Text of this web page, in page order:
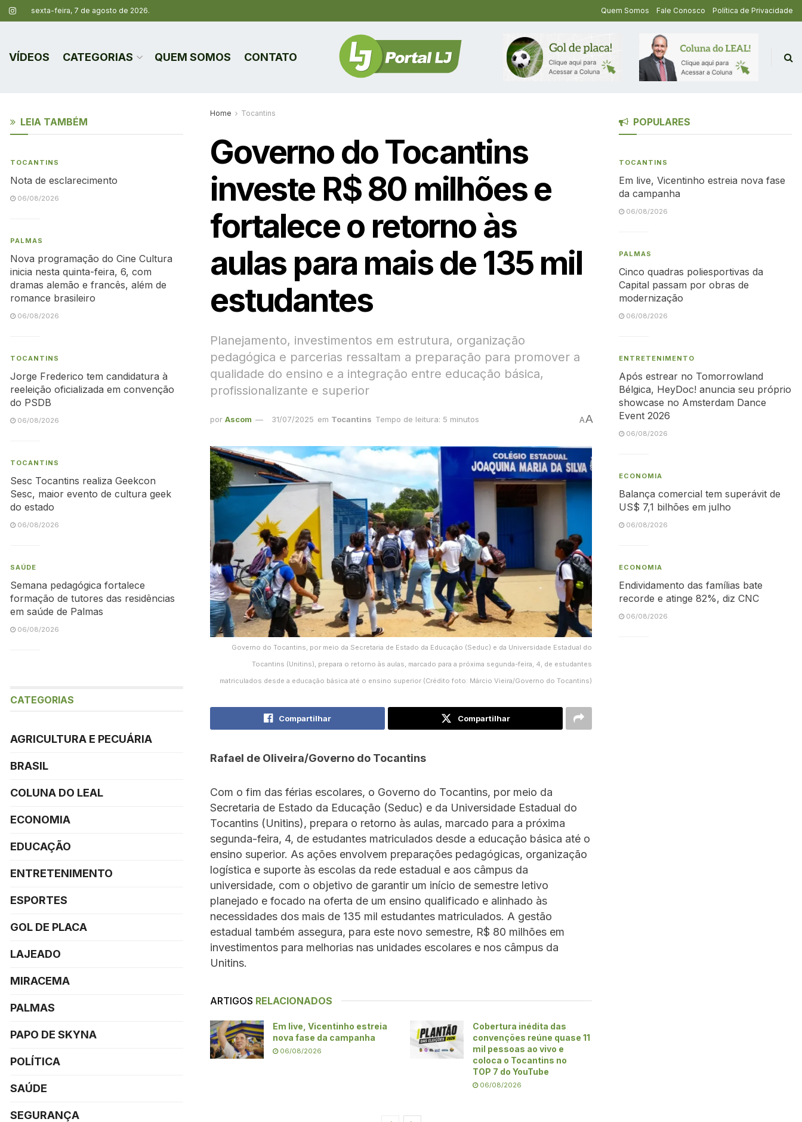
sexta-feira, 7 de agosto de 2026. Quem Somos Fale Conosco Política de Privacidade
VÍDEOS CATEGORIAS QUEM SOMOS CONTATO
Home Tocantins
Governo do Tocantins
investe R$ 80 milhões e
fortalece o retorno às
aulas para mais de 135 mil
estudantes
Planejamento, investimentos em estrutura, organização
pedagógica e parcerias ressaltam a preparação para promover a
qualidade do ensino e a integração entre educação básica,
profissionalizante e superior
por Ascom 31/07/2025 em Tocantins Tempo de leitura: 5 minutos AA
Governo do Tocantins, por meio da Secretaria de Estado da Educação (Seduc) e da Universidade Estadual do
Tocantins (Unitins), prepara o retorno às aulas, marcado para a próxima segunda-feira, 4, de estudantes
matriculados desde a educação básica até o ensino superior (Crédito foto: Márcio Vieira/Governo do Tocantins)
Compartilhar Compartilhar
Rafael de Oliveira/Governo do Tocantins
Com o fim das férias escolares, o Governo do Tocantins, por meio da
Secretaria de Estado da Educação (Seduc) e da Universidade Estadual do
Tocantins (Unitins), prepara o retorno às aulas, marcado para a próxima
segunda-feira, 4, de estudantes matriculados desde a educação básica até o
ensino superior. As ações envolvem preparações pedagógicas, organização
logística e suporte às escolas da rede estadual e aos câmpus da
universidade, com o objetivo de garantir um início de semestre letivo
planejado e focado na oferta de um ensino qualificado e alinhado às
necessidades dos mais de 135 mil estudantes matriculados. A gestão
estadual também assegura, para este novo semestre, R$ 80 milhões em
investimentos para melhorias nas unidades escolares e nos câmpus da
Unitins.
ARTIGOS RELACIONADOS
Em live, Vicentinho estreia
nova fase da campanha
06/08/2026
Cobertura inédita das
convenções reúne quase 11
mil pessoas ao vivo e
coloca o Tocantins no
TOP 7 do YouTube
06/08/2026
LEIA TAMBÉM
TOCANTINS
Nota de esclarecimento
06/08/2026
PALMAS
Nova programação do Cine Cultura
inicia nesta quinta-feira, 6, com
dramas alemão e francês, além de
romance brasileiro
06/08/2026
TOCANTINS
Jorge Frederico tem candidatura à
reeleição oficializada em convenção
do PSDB
06/08/2026
TOCANTINS
Sesc Tocantins realiza Geekcon
Sesc, maior evento de cultura geek
do estado
06/08/2026
SAÚDE
Semana pedagógica fortalece
formação de tutores das residências
em saúde de Palmas
06/08/2026
CATEGORIAS
AGRICULTURA E PECUÁRIA
BRASIL
COLUNA DO LEAL
ECONOMIA
EDUCAÇÃO
ENTRETENIMENTO
ESPORTES
GOL DE PLACA
LAJEADO
MIRACEMA
PALMAS
PAPO DE SKYNA
POLÍTICA
SAÚDE
SEGURANÇA
POPULARES
TOCANTINS
Em live, Vicentinho estreia nova fase
da campanha
06/08/2026
PALMAS
Cinco quadras poliesportivas da
Capital passam por obras de
modernização
06/08/2026
ENTRETENIMENTO
Após estrear no Tomorrowland
Bélgica, HeyDoc! anuncia seu próprio
showcase no Amsterdam Dance
Event 2026
06/08/2026
ECONOMIA
Balança comercial tem superávit de
US$ 7,1 bilhões em julho
06/08/2026
ECONOMIA
Endividamento das famílias bate
recorde e atinge 82%, diz CNC
06/08/2026